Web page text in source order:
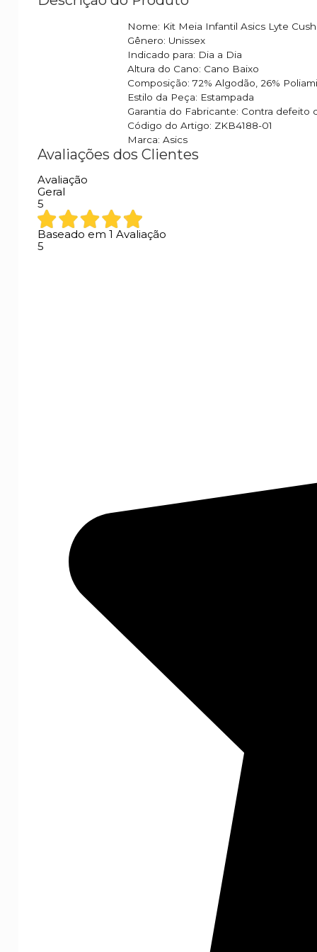
Nome: Kit Meia Infantil Asics Lyte
Gênero: Unissex
Indicado para: Dia a Dia
Altura do Cano: Cano Baixo
Composição: 72% Algodão, 26%
Estilo da Peça: Estampada
Garantia do Fabricante: Contra defeito
Código do Artigo: ZKB4188-01
Marca: Asics
Avaliações dos Clientes
Avaliação
Geral
5
Baseado em 1 Avaliação
5